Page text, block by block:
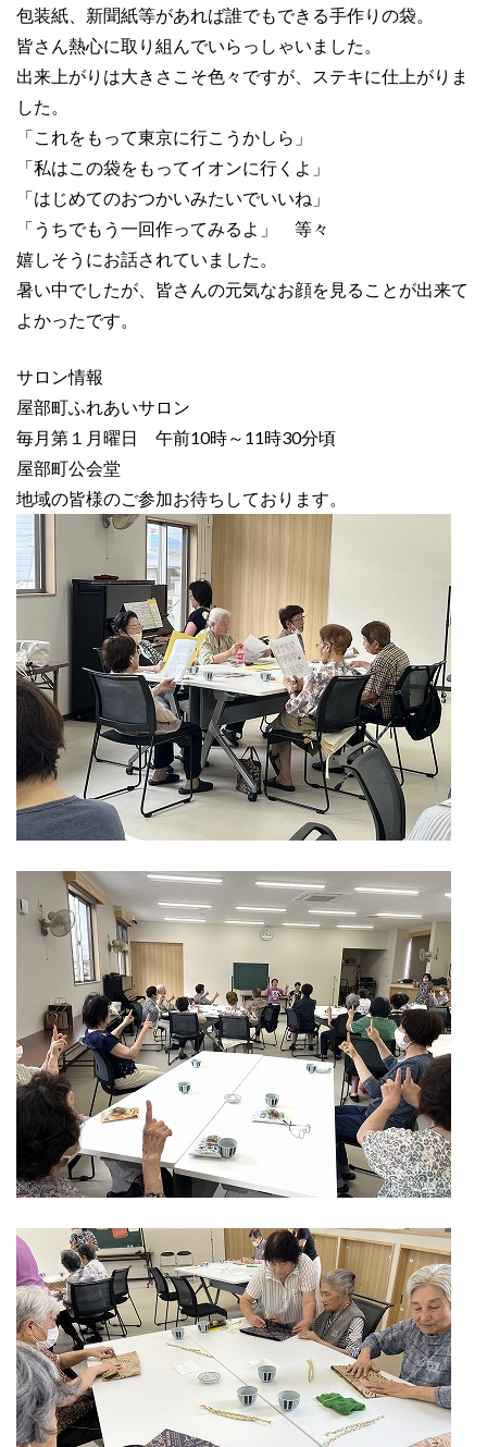
包装紙、新聞紙等があれば誰でもできる手作りの袋。
皆さん熱心に取り組んでいらっしゃいました。
出来上がりは大きさこそ色々ですが、ステキに仕上がりま
した。
「これをもって東京に行こうかしら」
「私はこの袋をもってイオンに行くよ」
「はじめてのおつかいみたいでいいね」
「うちでもう一回作ってみるよ」 等々
嬉しそうにお話されていました。
暑い中でしたが、皆さんの元気なお顔を見ることが出来て
よかったです。
サロン情報
屋部町ふれあいサロン
毎月第１月曜日 午前10時～11時30分頃
屋部町公会堂
地域の皆様のご参加お待ちしております。